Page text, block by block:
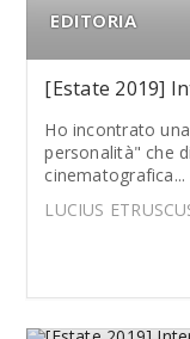
EDITORIA
[Estate 2019]
Ho incontrato
personalità" che
cinematografica...
LUCIUS